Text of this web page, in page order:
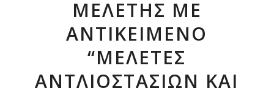
ΜΕΛΕΤΗΣ ΜΕ
ΑΝΤΙΚΕΙΜΕΝΟ
“ΜΕΛΕΤΕΣ
ΑΝΤΛΙΟΣΤΑΣΙΩΝ ΚΑΙ